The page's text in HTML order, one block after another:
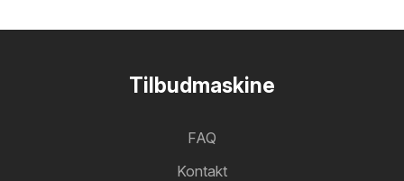
Tilbudmaskine
FAQ
Kontakt